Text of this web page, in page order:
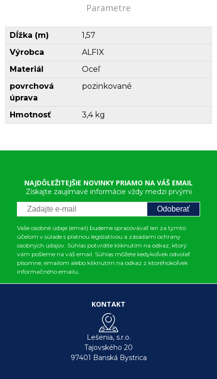
Parametre
Dĺžka (m)
1,57
Výrobca
ALFIX
Materiál
Oceľ
povrchová
úprava
pozinkované
Hmotnosť 3,4 kg
NAJDÔLEŽITEJŠIE NOVINKY PRIAMO NA VÁŠ EMAIL
Získajte zaujímavé informácie vždy medzi prvými
Odoberať
Vaše osobné údaje (email) budeme spracovávať len za týmto
účelom v súlade s platnou legislatívou a zásadami ochrany
osobných údajov. Súhlas potvrdíte kliknutím na odkaz, ktorý
vám pošleme na váš email. Súhlas môžete kedykoľvek odvolať
písomne, emailom alebo kliknutím na odkaz z ktoréhokoľvek
informačného emailu.
KONTAKT
Lešenia, s.r.o.
Tajovského 20
97401 Banská Bystrica